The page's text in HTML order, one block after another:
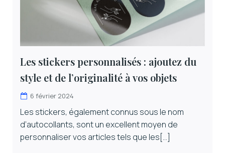
Les stickers personnalisés : ajoutez du
style et de l’originalité à vos objets
6 février 2024
Les stickers, également connus sous le nom
d’autocollants, sont un excellent moyen de
personnaliser vos articles tels que les[…]